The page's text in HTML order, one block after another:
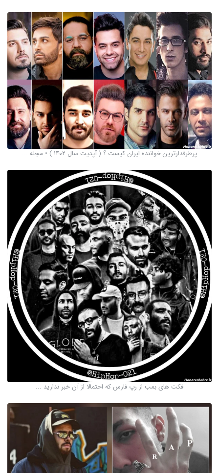
پرطرفدارترین خواننده ایران کیست ؟ ( آپدیت سال ۱۴۰۲ ) • مجله ...
فکت های بمب از رپ فارس که احتمالا از آن خبر ندارید ...